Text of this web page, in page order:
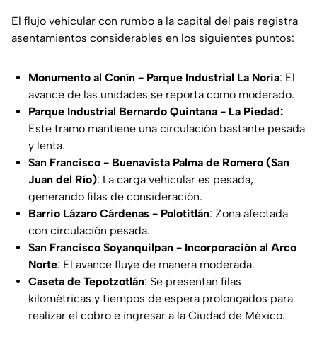
El flujo vehicular con rumbo a la capital del país registra
asentamientos considerables en los siguientes puntos:
Monumento al Conín - Parque Industrial La Noria: El
avance de las unidades se reporta como moderado.
Parque Industrial Bernardo Quintana - La Piedad:
Este tramo mantiene una circulación bastante pesada
y lenta.
San Francisco - Buenavista Palma de Romero (San
Juan del Río): La carga vehicular es pesada,
generando filas de consideración.
Barrio Lázaro Cárdenas - Polotitlán: Zona afectada
con circulación pesada.
San Francisco Soyanquilpan - Incorporación al Arco
Norte: El avance fluye de manera moderada.
Caseta de Tepotzotlán: Se presentan filas
kilométricas y tiempos de espera prolongados para
realizar el cobro e ingresar a la Ciudad de México.